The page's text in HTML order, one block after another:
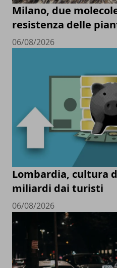
Milano, due
resistenza delle
06/08/2026
Lombardia, cultura
miliardi dai turisti
06/08/2026